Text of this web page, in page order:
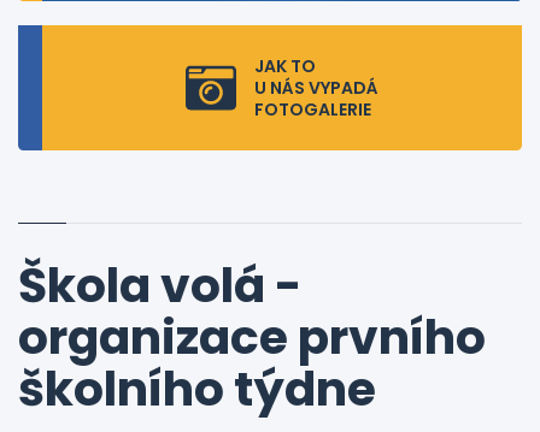
JAK TO
U NÁS VYPADÁ
FOTOGALERIE
Škola volá -
organizace prvního
školního týdne